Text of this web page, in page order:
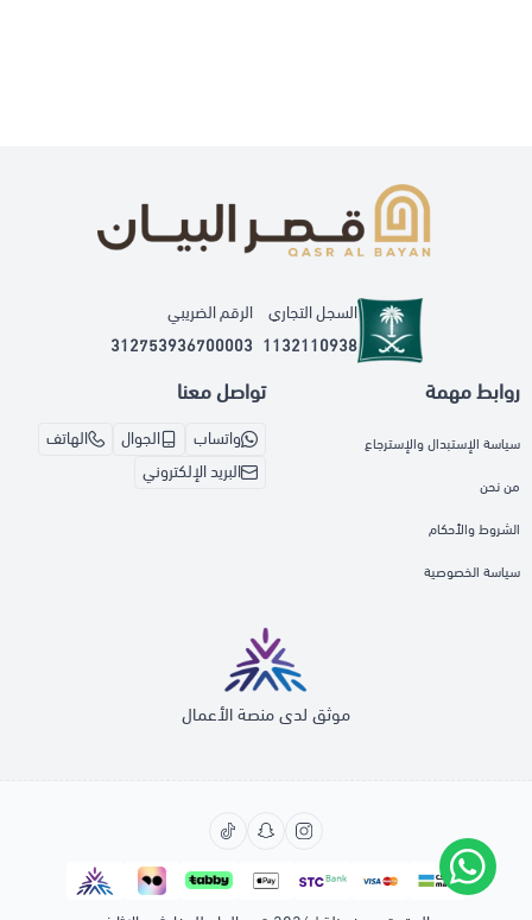
السجل التجاري
1132110938
الرقم الضريبي
312753936700003
روابط مهمة
سياسة الإستبدال والإسترجاع
من نحن
الشروط والأحكام
سياسة الخصوصية
تواصل معنا
واتساب الجوال
الهاتف
البريد الإلكتروني
موثق لدى منصة الأعمال